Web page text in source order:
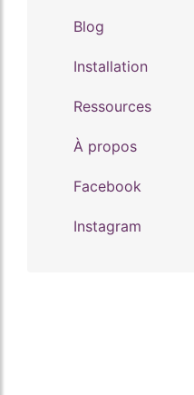
Blog
Installation
Ressources
À propos
Facebook
Instagram